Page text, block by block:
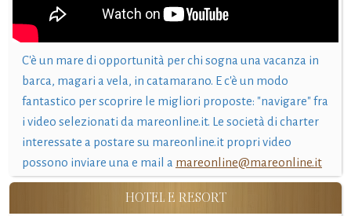
C'è un mare di opportunità per chi sogna una vacanza in
barca, magari a vela, in catamarano. E c'è un modo
fantastico per scoprire le migliori proposte: "navigare" fra
i video selezionati da mareonline.it. Le società di charter
interessate a postare su mareonline.it propri video
possono inviare una e mail a mareonline@mareonline.it
HOTEL E RESORT